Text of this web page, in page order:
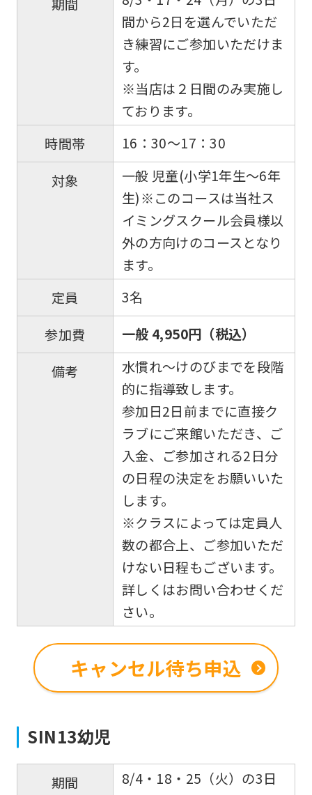
期間
間から2日を選んでいただ
き練習にご参加いただけま
す。
※当店は２日間のみ実施し
ております。
時間帯
16：30～17：30
対象
一般 児童(小学1年生〜6年
生)※このコースは当社ス
イミングスクール会員様以
外の方向けのコースとなり
ます。
定員
3名
参加費
一般 4,950円（税込）
備考
水慣れ〜けのびまでを段階
的に指導致します。
参加日2日前までに直接ク
ラブにご来館いただき、ご
入金、ご参加される2日分
の日程の決定をお願いいた
します。
※クラスによっては定員人
数の都合上、ご参加いただ
けない日程もございます。
詳しくはお問い合わせくだ
さい。
キャンセル待ち申込
SIN13幼児
期間
8/4・18・25（火）の3日